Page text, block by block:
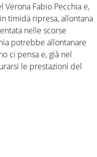
Verona Fabio Pecchia e,
timida ripresa, allontana
nelle scorse
potrebbe allontanare
ci pensa e, già nel
le prestazioni del